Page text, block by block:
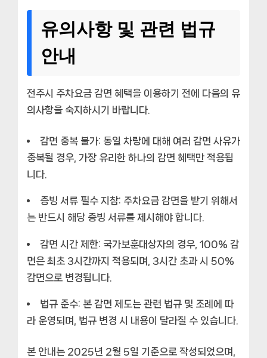
유의사항 및 관련 법규
안내
전주시 주차요금 감면 혜택을 이용하기 전에 다음의 유
의사항을 숙지하시기 바랍니다.
감면 중복 불가: 동일 차량에 대해 여러 감면 사유가
중복될 경우, 가장 유리한 하나의 감면 혜택만 적용됩
니다.
증빙 서류 필수 지참: 주차요금 감면을 받기 위해서
는 반드시 해당 증빙 서류를 제시해야 합니다.
감면 시간 제한: 국가보훈대상자의 경우, 100% 감
면은 최초 3시간까지 적용되며, 3시간 초과 시 50%
감면으로 변경됩니다.
법규 준수: 본 감면 제도는 관련 법규 및 조례에 따
라 운영되며, 법규 변경 시 내용이 달라질 수 있습니다.
본 안내는 2025년 2월 5일 기준으로 작성되었으며,